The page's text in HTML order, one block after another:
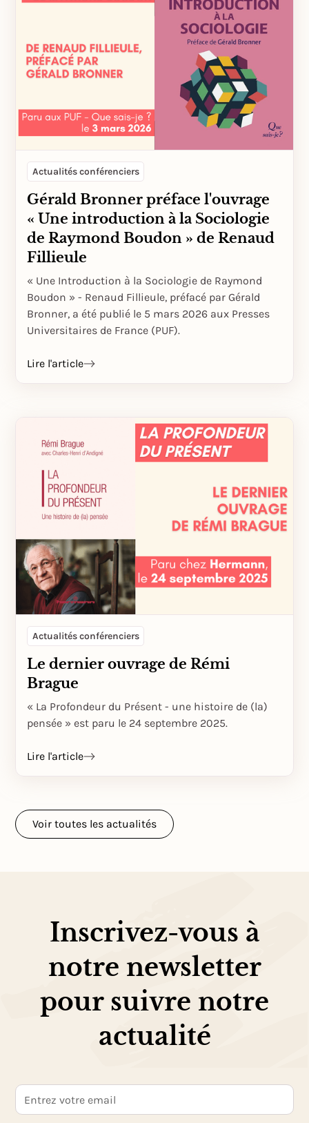
Actualités conférenciers
Gérald Bronner préface l'ouvrage
« Une introduction à la Sociologie
de Raymond Boudon » de Renaud
Fillieule
« Une Introduction à la Sociologie de Raymond
Boudon » - Renaud Fillieule, préfacé par Gérald
Bronner, a été publié le 5 mars 2026 aux Presses
Universitaires de France (PUF).
Lire l'article
Actualités conférenciers
Le dernier ouvrage de Rémi
Brague
« La Profondeur du Présent - une histoire de (la)
pensée » est paru le 24 septembre 2025.
Lire l'article
Voir toutes les actualités
Inscrivez-vous à
notre newsletter
pour suivre notre
actualité